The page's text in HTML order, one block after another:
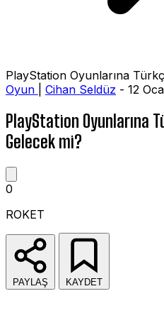
PlayStation Oyunlarına
Oyun
Cihan Seldüz - 12
PlayStation Oyunlarına
Gelecek mi?
0
ROKET
PAYLAŞ KAYDET